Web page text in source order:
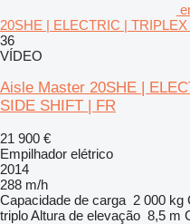
20SHE | ELECTRIC |
36
VÍDEO
Aisle Master 20SHE |
SIDE SHIFT | FR
21 900 €
Empilhador elétrico
2014
288 m/h
Capacidade de carga 2 000 kg
triploAltura de elevação 8,5 m